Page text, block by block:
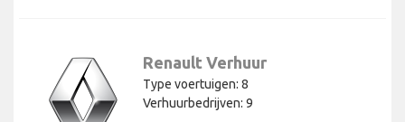
Renault Verhuur
Type voertuigen: 8
Verhuurbedrijven: 9